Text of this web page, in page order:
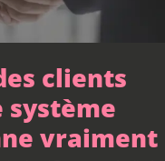
clients
système
vraiment